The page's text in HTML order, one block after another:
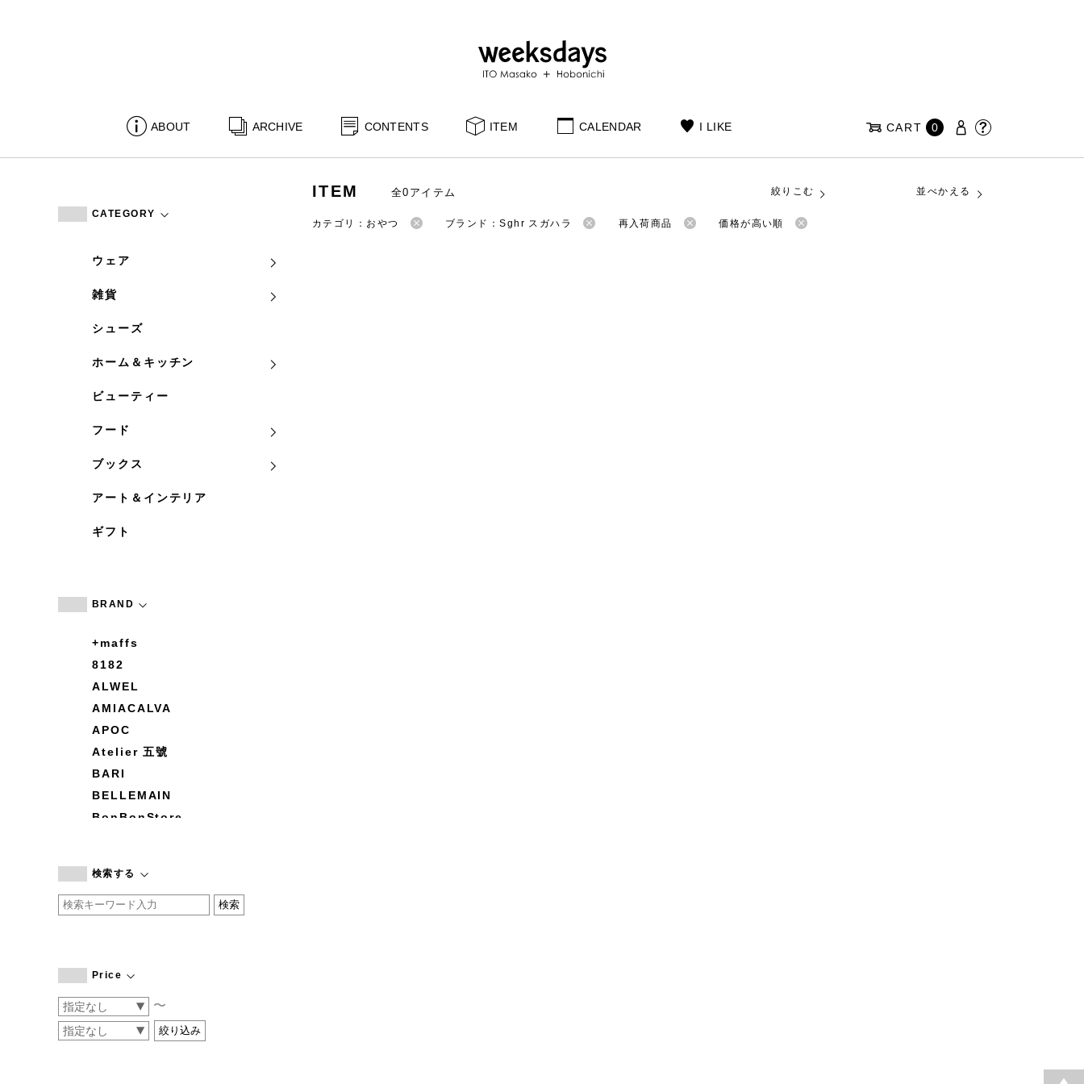
ABOUT ARCHIVE CONTENTS ITEM CALENDAR I LIKE CART 0
CATEGORY
ウェア
雑貨
シューズ
ホーム＆キッチン
ビューティー
フード
ブックス
アート＆インテリア
ギフト
BRAND
+maffs
8182
ALWEL
AMIACALVA
APOC
Atelier 五號
BARI
BELLEMAIN
BonBonStore
by basics
CATWORTH
COGTHEBIGSMOKE
CONVERSE
DEAN & DELUCA
検索する
Price
〜
ITEM 全0アイテム 絞りこむ 並べかえる
カテゴリ：おやつ ブランド：Sghr スガハラ 再入荷商品 価格が高い順